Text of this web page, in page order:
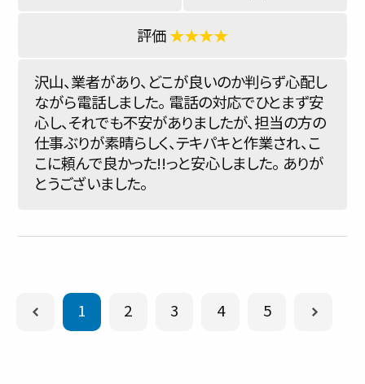
★★★★
沢山、業者があり、どこが良いのか判らず心配し
ながら電話しました。 電話の対応でひとまず安
心し、それでも不安がありましたが、担当の方の
仕事ぶりが素晴らしく、テキパキと作業され、こ
こに頼んで良かった!!っと安心しました。 ありが
とうございました。
1 2 3 4 5